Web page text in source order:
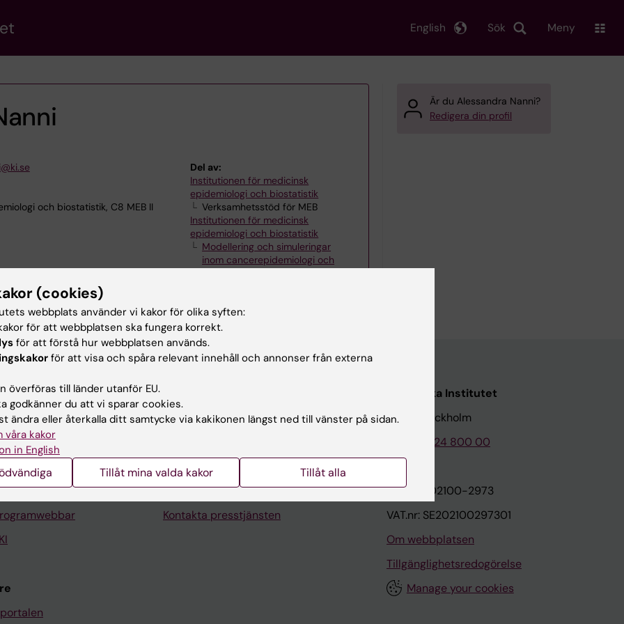
Sök
English Meny
och biostatistik, C8 MEB II
Del av:
Institutionen för medicinsk
epidemiologi och biostatistik
Verksamhetsstöd för MEB
Institutionen för medicinsk
epidemiologi och biostatistik
Modellering och simuleringar
inom cancerepidemiologi och
Är du Alessandra Nanni?
Redigera din profil
Universitetsbiblioteket
Jobba på KI
Karolinska Institutet Innovation
Kontakta presstjänsten
Karolinska Institutet
171 77 Stockholm
Tel: 08-524 800 00
Org.nr: 202100-2973
VAT.nr: SE202100297301
Om webbplatsen
Tillgänglighetsredogörelse
Manage your cookies
(cookies)
webbplats använder vi kakor för olika syften:
för att webbplatsen ska fungera korrekt.
för att förstå hur webbplatsen används.
för att visa och spåra relevant innehåll och annonser från externa
överföras till länder utanför EU.
godkänner du att vi sparar cookies.
ändra eller återkalla ditt samtycke via kakikonen längst ned till vänster på sidan.
våra kakor
in English
Tillåt mina valda kakor Tillåt alla